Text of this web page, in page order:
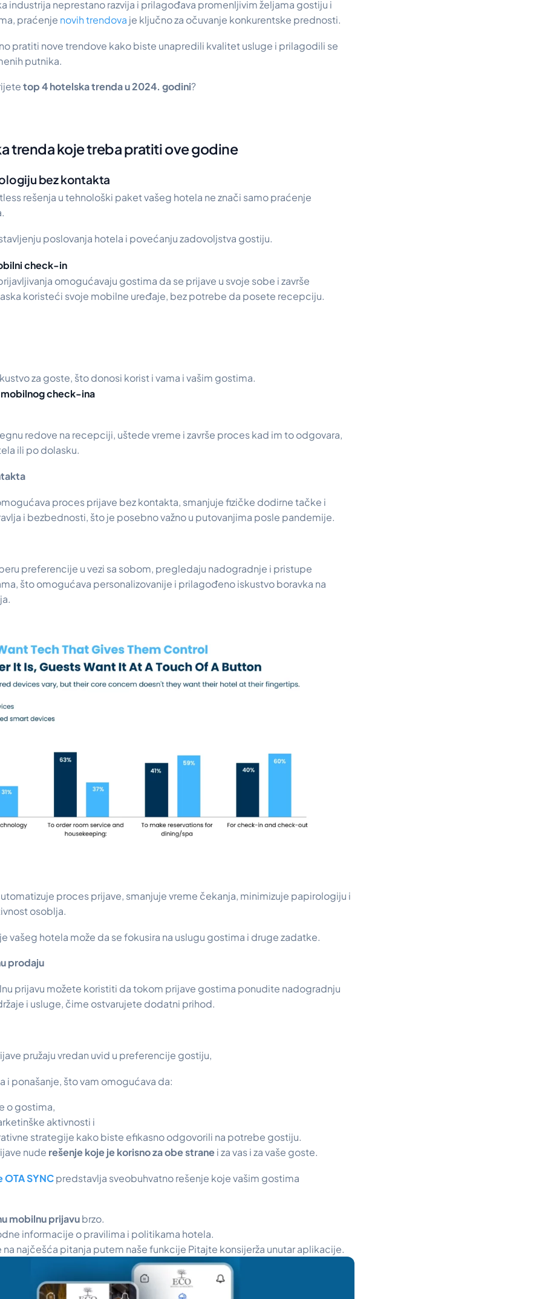
industrija neprestano razvija i prilagođava promenljivim željama gostiju i
praćenje novih trendova je ključno za očuvanje konkurentske prednosti.
pratiti nove trendove kako biste unapredili kvalitet usluge i prilagodili se
putnika.
top 4 hotelska trenda u 2024. godini?
trenda koje treba pratiti ove godine
bez kontakta
rešenja u tehnološki paket vašeg hotela ne znači samo praćenje
poslovanja hotela i povećanju zadovoljstva gostiju.
check-in
omogućavaju gostima da se prijave u svoje sobe i završe
koristeći svoje mobilne uređaje, bez potrebe da posete recepciju.
za goste, što donosi korist i vama i vašim gostima.
check-ina
redove na recepciji, uštede vreme i završe proces kad im to odgovara,
ili po dolasku.
proces prijave bez kontakta, smanjuje fizičke dodirne tačke i
i bezbednosti, što je posebno važno u putovanjima posle pandemije.
preferencije u vezi sa sobom, pregledaju nadogradnje i pristupe
što omogućava personalizovanije i prilagođeno iskustvo boravka na
proces prijave, smanjuje vreme čekanja, minimizuje papirologiju i
osoblja.
vašeg hotela može da se fokusira na uslugu gostima i druge zadatke.
prodaju
prijavu možete koristiti da tokom prijave gostima ponudite nadogradnju
i usluge, čime ostvarujete dodatni prihod.
pružaju vredan uvid u preferencije gostiju,
i ponašanje, što vam omogućava da:
o gostima,
aktivnosti i
strategije kako biste efikasno odgovorili na potrebe gostiju.
nude rešenje koje je korisno za obe strane i za vas i za vaše goste.
SYNCpredstavlja sveobuhvatno rešenje koje vašim gostima
mobilnu prijavubrzo.
informacije o pravilima i politikama hotela.
najčešća pitanja putem naše funkcije Pitajte konsijerža unutar aplikacije.